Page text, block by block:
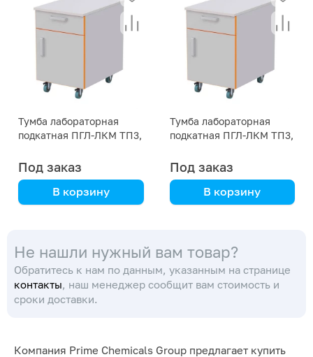
Тумба лабораторная
подкатная ПГЛ-ЛКМ ТП3,
Под заказ
В корзину
мм
Тумба лабораторная
подкатная ПГЛ-ЛКМ ТП3,
Под заказ
В корзину
мм
Не нашли нужный вам товар?
Обратитесь к нам по данным, указанным на странице
контакты, наш менеджер сообщит вам стоимость и
сроки доставки.
Компания Prime Chemicals Group предлагает купить